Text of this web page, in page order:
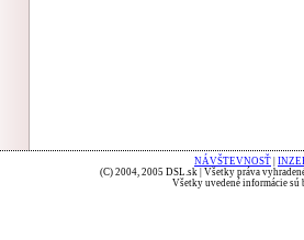
NÁVŠTEVNOSŤ
(C) 2004, 2005 DSL.sk | Všetky práva
Všetky uvedené informácie sú